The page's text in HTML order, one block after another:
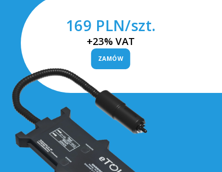
169 PLN/szt.
+23% VAT
ZAMÓW